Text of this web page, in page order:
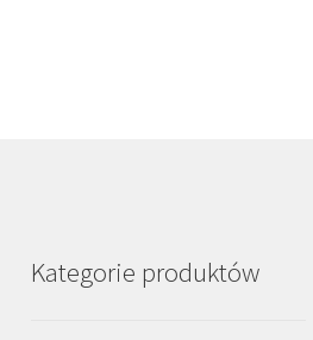
Kategorie produktów